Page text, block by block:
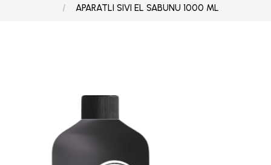
APARATLI SIVI EL SABUNU 1000 ML